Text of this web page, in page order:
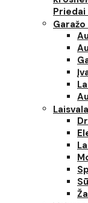
Priedai